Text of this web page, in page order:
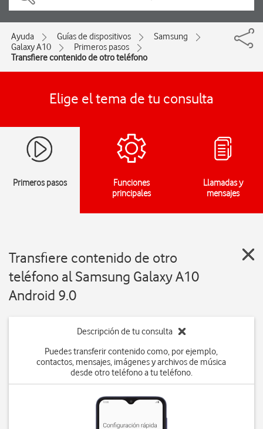
Ayuda Guías de dispositivos
Samsung
Galaxy A10
Primeros pasos
Transfiere contenido de otro teléfono
Elige el tema de tu consulta
Primeros pasos
Funciones
principales
Llamadas y
mensajes
Transfiere contenido de otro
teléfono al Samsung Galaxy A10
Android 9.0
Descripción de tu consulta
Puedes transferir contenido como, por ejemplo,
contactos, mensajes, imágenes y archivos de música
desde otro teléfono a tu teléfono.